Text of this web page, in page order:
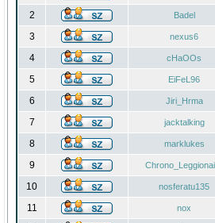
2 Badel
3 nexus6
4 cHaOOs
5 EiFeL96
6
Jiri_Hrma
7 jacktalking
8 marklukes
9
10 nosferatu135
11 nox